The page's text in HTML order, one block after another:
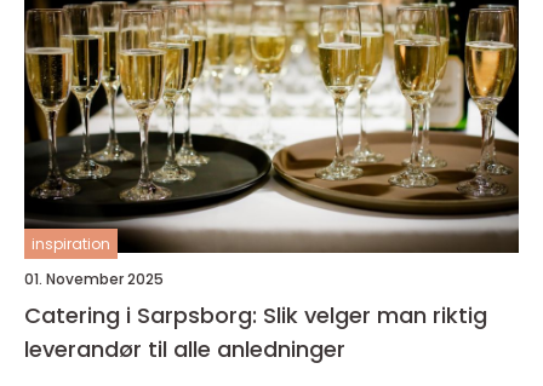
inspiration
01. November 2025
Catering i Sarpsborg: Slik velger man riktig
leverandør til alle anledninger